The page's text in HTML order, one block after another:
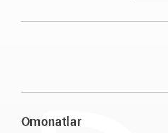
Omonatlar